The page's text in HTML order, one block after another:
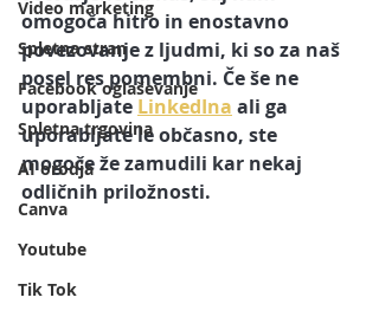
Video marketing
Spletna stran
Facebook oglaševanje
Spletna trgovina
AI orodja
Canva
Youtube
Tik Tok
omogoča hitro in enostavno
povezovanje z ljudmi, ki so za naš
posel res pomembni. Če še ne
uporabljate LinkedIna ali ga
uporabljate le občasno, ste
mogoče že zamudili kar nekaj
odličnih priložnosti.